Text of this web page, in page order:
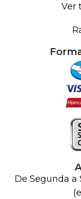
Ver
De Segunda a